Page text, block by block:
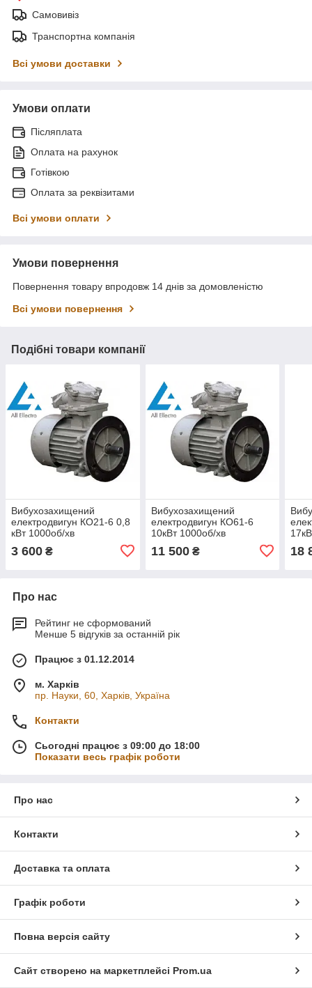
Самовивіз
Транспортна компанія
Всі умови доставки
Умови оплати
Післяплата
Оплата на рахунок
Готівкою
Оплата за реквізитами
Всі умови оплати
Умови повернення
Повернення товару впродовж 14 днів за домовленістю
Всі умови повернення
Подібні товари компанії
Вибухозахищений
електродвигун КО21-6 0,8
кВт 1000об/хв
3 600 ₴
Вибухозахищений
електродвигун КО61-6
10кВт 1000об/хв
11 500₴ 18
Про нас
Рейтинг не сформований
Менше 5 відгуків за останній рік
Працює з 01.12.2014
м. Харків
пр. Науки, 60, Харків, Україна
Контакти
Сьогодні працює з 09:00 до 18:00
Показати весь графік роботи
Про нас
Контакти
Доставка та оплата
Графік роботи
Повна версія сайту
Сайт створено на маркетплейсі Prom.ua